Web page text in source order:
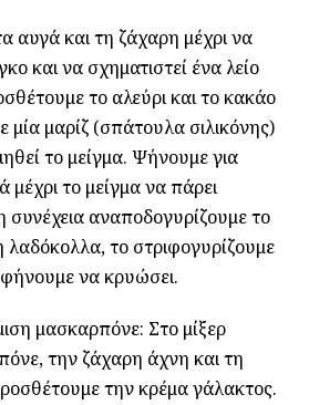
αυγά και τη ζάχαρη μέχρι να
και να σχηματιστεί ένα λείο
το αλεύρι και το κακάο
μία μαρίζ (σπάτουλα σιλικόνης)
το μείγμα. Ψήνουμε για
το μείγμα να πάρει
αναποδογυρίζουμε το
το στριφογυρίζουμε
να κρυώσει.
μασκαρπόνε: Στο μίξερ
την ζάχαρη άχνη και τη
την κρέμα γάλακτος.